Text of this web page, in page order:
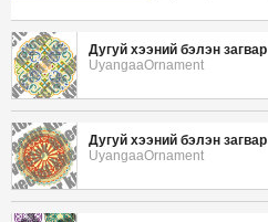
Дугуй хээний бэлэн загвар
UyangaaOrnament
Дугуй хээний бэлэн загвар
UyangaaOrnament